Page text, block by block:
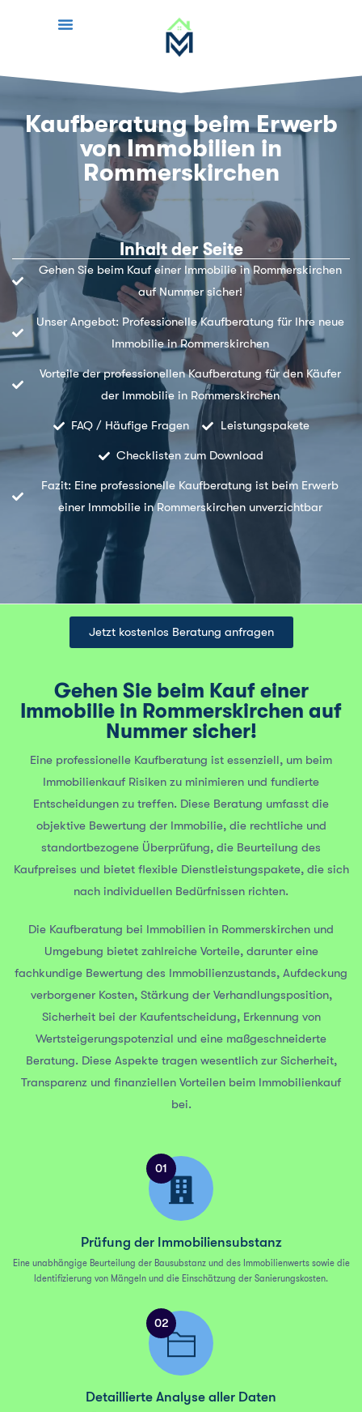
Kaufberatung beim Erwerb
von Immobilien in
Rommerskirchen
Inhalt der Seite
Gehen Sie beim Kauf einer Immobilie in Rommerskirchen
auf Nummer sicher!
Unser Angebot: Professionelle Kaufberatung für Ihre neue
Immobilie in Rommerskirchen
Vorteile der professionellen Kaufberatung für den Käufer
der Immobilie in Rommerskirchen
FAQ / Häufige Fragen Leistungspakete
Checklisten zum Download
Fazit: Eine professionelle Kaufberatung ist beim Erwerb
einer Immobilie in Rommerskirchen unverzichtbar
Jetzt kostenlos Beratung anfragen
Gehen Sie beim Kauf einer
Immobilie in Rommerskirchen auf
Nummer sicher!
Eine professionelle Kaufberatung ist essenziell, um beim
Immobilienkauf Risiken zu minimieren und fundierte
Entscheidungen zu treffen. Diese Beratung umfasst die
objektive Bewertung der Immobilie, die rechtliche und
standortbezogene Überprüfung, die Beurteilung des
Kaufpreises und bietet flexible Dienstleistungspakete, die sich
nach individuellen Bedürfnissen richten.
Die Kaufberatung bei Immobilien in Rommerskirchen und
Umgebung bietet zahlreiche Vorteile, darunter eine
fachkundige Bewertung des Immobilienzustands, Aufdeckung
verborgener Kosten, Stärkung der Verhandlungsposition,
Sicherheit bei der Kaufentscheidung, Erkennung von
Wertsteigerungspotenzial und eine maßgeschneiderte
Beratung. Diese Aspekte tragen wesentlich zur Sicherheit,
Transparenz und finanziellen Vorteilen beim Immobilienkauf
bei.
01
Prüfung der Immobiliensubstanz
Eine unabhängige Beurteilung der Bausubstanz und des Immobilienwerts sowie die
Identifizierung von Mängeln und die Einschätzung der Sanierungskosten.
02
Detaillierte Analyse aller Daten